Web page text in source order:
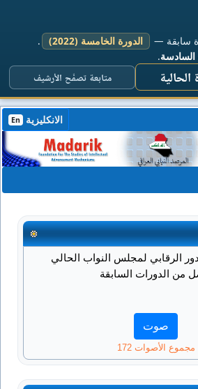
سابقة — الدورة الخامسة (2022)
.
السادسة.
الحالية متابعة تصفّح الأرشيف
الانكليزية En
الرقابي لمجلس النواب الحالي
من الدورات السابقة
مجموع الأصوات 172